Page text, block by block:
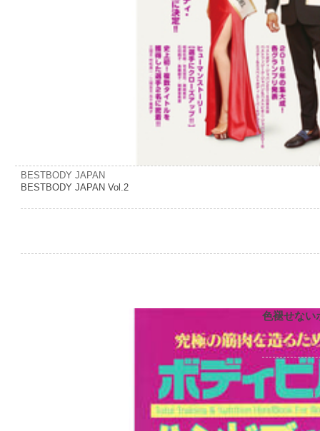
BESTBODY JAPAN
BESTBODY JAPAN Vol.2
色褪せない